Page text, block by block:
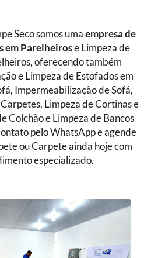
Seco somos uma empresa de
em Parelheirose Limpeza de
oferecendo também
e Limpeza de Estofados em
Impermeabilização de Sofá,
Limpeza de Cortinas e
Colchão e Limpeza de Bancos
pelo WhatsApp e agende
ou Carpete ainda hoje com
especializado.